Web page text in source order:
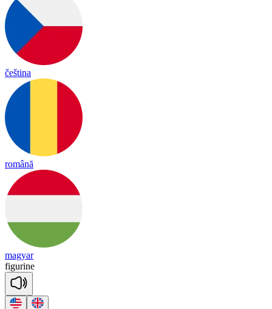
čeština
română
magyar
figurine